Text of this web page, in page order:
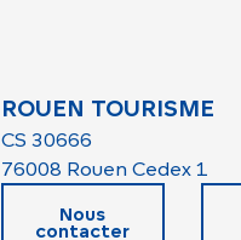
ROUEN TOURISME
CS 30666
76008 Rouen Cedex 1
Nous
contacter